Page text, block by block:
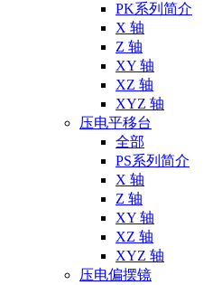
PK系列简介
X 轴
Z 轴
XY 轴
XZ 轴
XYZ 轴
压电平移台
全部
PS系列简介
X 轴
Z 轴
XY 轴
XZ 轴
XYZ 轴
压电偏摆镜